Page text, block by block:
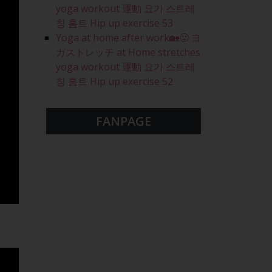
yoga workout 運動 요가 스트레
칭 홈트 Hip up exercise 53
Yoga at home after work🏡😛 ヨ
ガストレッチ at Home stretches
yoga workout 運動 요가 스트레
칭 홈트 Hip up exercise 52
FANPAGE